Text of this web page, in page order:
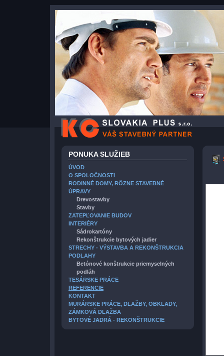
PONUKA SLUŽIEB
ÚVOD
O SPOLOČNOSTI
RODINNÉ DOMY, RÔZNE STAVEBNÉ
ÚPRAVY
Drevostavby
Stavby
ZATEPĽOVANIE BUDOV
INTERIÉRY
Sádrokartóny
Rekonštrukcie bytových jadier
STRECHY - VÝSTAVBA A REKONŠTRUKCIA
PODLAHY
Betónové konštrukcie priemyselných
podláh
TESÁRSKE PRÁCE
REFERENCIE
KONTAKT
MURÁRSKE PRÁCE, DLAŽBY, OBKLADY,
ZÁMKOVÁ DLAŽBA
BYTOVÉ JADRÁ - REKONŠTRUKCIE